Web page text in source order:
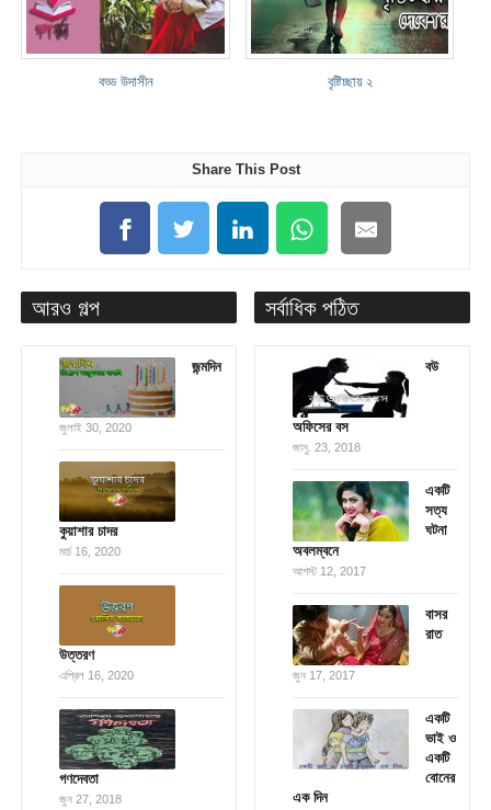
বড্ড উদাসীন বৃষ্টিচ্ছায় ২
Share This Post
আরও গল্প
জন্মদিন
জুলাই 30, 2020
কুয়াশার চাদর
মার্চ 16, 2020
উত্তরণ
এপ্রিল 16, 2020
গণদেবতা
জুন 27, 2018
সর্বাধিক পঠিত
বউ
অফিসের বস
জানু. 23, 2018
একটি
সত্য
ঘটনা
অবলম্বনে
আগস্ট 12, 2017
বাসর
রাত
জুন 17, 2017
একটি
ভাই ও
একটি
বোনের
এক দিন